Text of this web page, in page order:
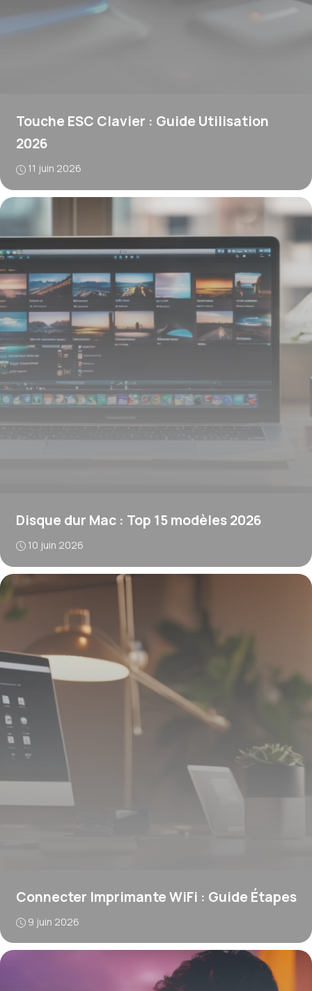
Touche ESC Clavier : Guide Utilisation
2026
11 juin 2026
Disque dur Mac : Top 15 modèles 2026
10 juin 2026
Connecter Imprimante WiFi : Guide Étapes
9 juin 2026